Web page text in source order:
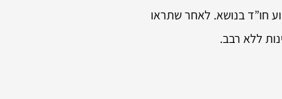
חו”ד בנושא. לאחר שתראו
ללא רבב.